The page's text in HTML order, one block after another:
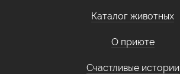
Каталог животных
О приюте
Счастливые истории